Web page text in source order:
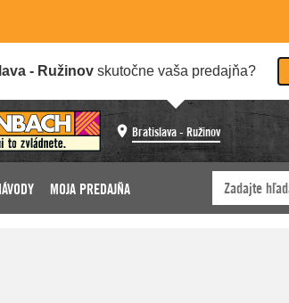
- Ružinov skutočne vaša predajňa?
Bratislava - Ružinov
MOJA PREDAJŇA